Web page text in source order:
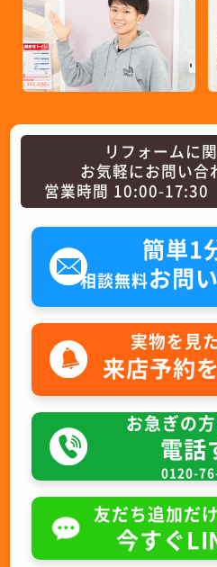
リフォームに
お気軽にお問い
営業時間 10:00-
簡単1
相談無料お問
実物を見
来店予約
お急ぎの
電話
0120-
友だち追加だ
今すぐ